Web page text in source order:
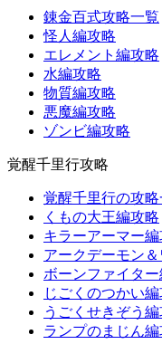
錬金百式攻略一覧
怪人編攻略
エレメント編攻略
水編攻略
物質編攻略
悪魔編攻略
ゾンビ編攻略
覚醒千里行攻略
覚醒千里行の攻略
くもの大王編攻略
キラーアーマー編
アークデーモン
ボーンファイタ
じごくのつかい編
うごくせきぞう編
ランプのまじん編